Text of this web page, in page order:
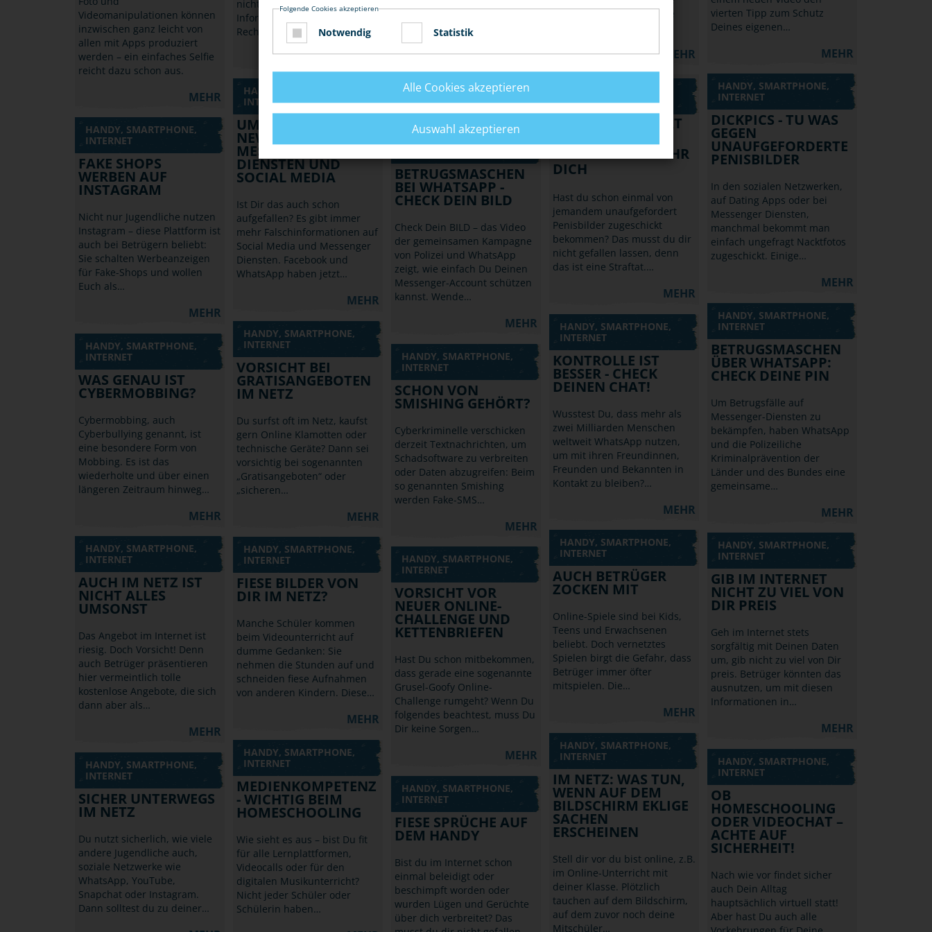
vierten Tipp zum Schutz
Deines eigenen…
MEHR
Einstellungen und sichere
MEHR
nicht zugestimmt hast?
Informiere Dich über deine
Rechte am eigenen…
MEHR
Videomanipulationen können
inzwischen ganz leicht von
allen mit Apps produziert
werden – ein einfaches Selfie
reicht dazu schon aus.
MEHR
Betrüger geben sich über
WhatsApp als Freund und
Verwandte aus, um Geld zu
erschleichen. Lade unser
Kontakte!
MEHR
HANDY, SMARTPHONE,
INTERNET
DICKPICS - TU WAS
GEGEN
UNAUFGEFORDERTE
PENISBILDER
In den sozialen Netzwerken,
auf Dating Apps oder bei
Messenger Diensten,
manchmal bekommt man
einfach ungefragt Nacktfotos
zugeschickt. Einige…
MEHR
INTERNET
UNAUFGEFORDERT
PENISBILDER: WEHR
DICH
Hast du schon einmal von
jemandem unaufgefordert
Penisbilder zugeschickt
bekommen? Das musst du dir
nicht gefallen lassen, denn
das ist eine Straftat.…
MEHR
HANDY, SMARTPHONE,
INTERNET
UMGANG MIT FAKE
NEWS BEI
MESSENGER-
DIENSTEN UND
SOCIAL MEDIA
Ist Dir das auch schon
aufgefallen? Es gibt immer
mehr Falschinformationen auf
Social Media und Messenger
Diensten. Facebook und
WhatsApp haben jetzt…
MEHR
HANDY, SMARTPHONE,
INTERNET
FAKE SHOPS
WERBEN AUF
INSTAGRAM
Nicht nur Jugendliche nutzen
Instagram – diese Plattform ist
auch bei Betrügern beliebt:
Sie schalten Werbeanzeigen
für Fake-Shops und wollen
Euch als…
MEHR
HANDY, SMARTPHONE,
BETRUGSMASCHEN
BEI WHATSAPP -
CHECK DEIN BILD
Check Dein BILD – das Video
der gemeinsamen Kampagne
von Polizei und WhatsApp
zeigt, wie einfach Du Deinen
Messenger-Account schützen
kannst. Wende…
MEHR
HANDY, SMARTPHONE,
INTERNET
BETRUGSMASCHEN
ÜBER WHATSAPP:
CHECK DEINE PIN
Um Betrugsfälle auf
Messenger-Diensten zu
bekämpfen, haben WhatsApp
und die Polizeiliche
Kriminalprävention der
Länder und des Bundes eine
gemeinsame…
MEHR
HANDY, SMARTPHONE,
INTERNET
KONTROLLE IST
BESSER - CHECK
DEINEN CHAT!
Wusstest Du, dass mehr als
zwei Milliarden Menschen
weltweit WhatsApp nutzen,
um mit ihren Freundinnen,
Freunden und Bekannten in
Kontakt zu bleiben?…
MEHR
HANDY, SMARTPHONE,
INTERNET
VORSICHT BEI
GRATISANGEBOTEN
IM NETZ
Du surfst oft im Netz, kaufst
gern Online Klamotten oder
technische Geräte? Dann sei
vorsichtig bei sogenannten
„Gratisangeboten“ oder
„sicheren…
MEHR
HANDY, SMARTPHONE,
INTERNET
WAS GENAU IST
CYBERMOBBING?
Cybermobbing, auch
Cyberbullying genannt, ist
eine besondere Form von
Mobbing. Es ist das
wiederholte und über einen
längeren Zeitraum hinweg…
MEHR
HANDY, SMARTPHONE,
INTERNET
SCHON VON
SMISHING GEHÖRT?
Cyberkriminelle verschicken
derzeit Textnachrichten, um
Schadsoftware zu verbreiten
oder Daten abzugreifen: Beim
so genannten Smishing
werden Fake-SMS…
MEHR
HANDY, SMARTPHONE,
INTERNET
AUCH BETRÜGER
ZOCKEN MIT
Online-Spiele sind bei Kids,
Teens und Erwachsenen
beliebt. Doch vernetztes
Spielen birgt die Gefahr, dass
Betrüger immer öfter
mitspielen. Die…
MEHR
HANDY, SMARTPHONE,
INTERNET
GIB IM INTERNET
NICHT ZU VIEL VON
DIR PREIS
Geh im Internet stets
sorgfältig mit Deinen Daten
um, gib nicht zu viel von Dir
preis. Betrüger könnten das
ausnutzen, um mit diesen
Informationen in…
MEHR
HANDY, SMARTPHONE,
INTERNET
AUCH IM NETZ IST
NICHT ALLES
UMSONST
Das Angebot im Internet ist
riesig. Doch Vorsicht! Denn
auch Betrüger präsentieren
hier vermeintlich tolle
kostenlose Angebote, die sich
dann aber als…
MEHR
HANDY, SMARTPHONE,
INTERNET
FIESE BILDER VON
DIR IM NETZ?
Manche Schüler kommen
beim Videounterricht auf
dumme Gedanken: Sie
nehmen die Stunden auf und
schneiden fiese Aufnahmen
von anderen Kindern. Diese…
MEHR
HANDY, SMARTPHONE,
INTERNET
VORSICHT VOR
NEUER ONLINE-
CHALLENGE UND
KETTENBRIEFEN
Hast Du schon mitbekommen,
dass gerade eine sogenannte
Grusel-Goofy Online-
Challenge rumgeht? Wenn Du
folgendes beachtest, muss Du
Dir keine Sorgen…
MEHR
HANDY, SMARTPHONE,
INTERNET
IM NETZ: WAS TUN,
WENN AUF DEM
BILDSCHIRM EKLIGE
SACHEN
ERSCHEINEN
Stell dir vor du bist online, z.B.
im Online-Unterricht mit
deiner Klasse. Plötzlich
tauchen auf dem Bildschirm,
auf dem zuvor noch deine
Mitschüler…
HANDY, SMARTPHONE,
INTERNET
MEDIENKOMPETENZ
- WICHTIG BEIM
HOMESCHOOLING
Wie sieht es aus – bist Du fit
für alle Lernplattformen,
Videocalls oder für den
digitalen Musikunterricht?
Nicht jeder Schüler oder
Schülerin haben…
HANDY, SMARTPHONE,
INTERNET
OB
HOMESCHOOLING
ODER VIDEOCHAT –
ACHTE AUF
SICHERHEIT!
Nach wie vor findet sicher
auch Dein Alltag
hauptsächlich virtuell statt!
Aber hast Du auch alle
HANDY, SMARTPHONE,
INTERNET
SICHER UNTERWEGS
IM NETZ
Du nutzt sicherlich, wie viele
andere Jugendliche auch,
soziale Netzwerke wie
WhatsApp, YouTube,
Snapchat oder Instagram.
Dann solltest du zu deiner…
HANDY, SMARTPHONE,
INTERNET
FIESE SPRÜCHE AUF
DEM HANDY
Bist du im Internet schon
einmal beleidigt oder
beschimpft worden oder
wurden Lügen und Gerüchte
über dich verbreitet? Das
Folgende Cookies akzeptieren
Notwendig Statistik
Alle Cookies akzeptieren
Auswahl akzeptieren